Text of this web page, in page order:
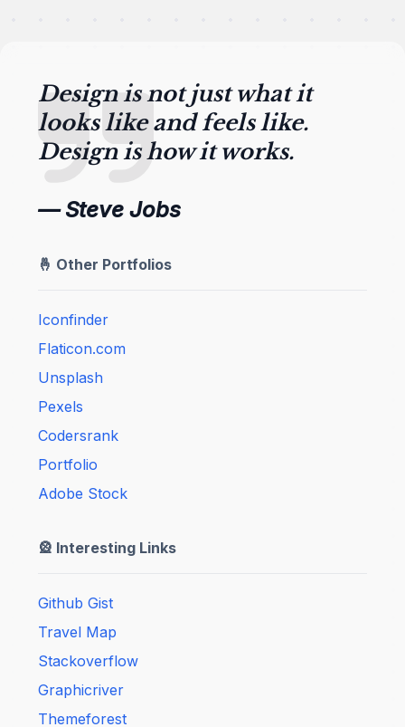
Design is not just what it
looks like and feels like.
Design is how it works.
— Steve Jobs
🤞 Other Portfolios
Iconfinder
Flaticon.com
Unsplash
Pexels
Codersrank
Portfolio
Adobe Stock
🎡 Interesting Links
Github Gist
Travel Map
Stackoverflow
Graphicriver
Themeforest